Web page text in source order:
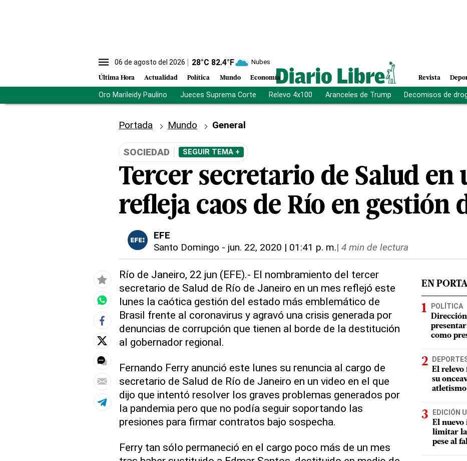
06 de agosto del 2026 28°C 82.4°F Nubes
Última Hora Actualidad Política Mundo Economía Revista
Oro Marileidy Paulino Jueces Suprema Corte Relevo 4x100 Aranceles de Trump Decomisos de
Portada Mundo General
SOCIEDAD SEGUIR TEMA +
Tercer secretario de Salud en
refleja caos de Río en gestión
EFE
Santo Domingo - jun. 22, 2020 | 01:41 p. m.| 4 min de lectura
Río de Janeiro, 22 jun (EFE).- El nombramiento del tercer
secretario de Salud de Río de Janeiro en un mes reflejó este
lunes la caótica gestión del estado más emblemático de
Brasil frente al coronavirus y agravó una crisis generada por
denuncias de corrupción que tienen al borde de la destitución
al gobernador regional.
Fernando Ferry anunció este lunes su renuncia al cargo de
secretario de Salud de Río de Janeiro en un video en el que
dijo que intentó resolver los graves problemas generados por
la pandemia pero que no podía seguir soportando las
presiones para firmar contratos bajo sospecha.
Ferry tan sólo permaneció en el cargo poco más de un mes
EN
POLÍTICA
Dirección
como
El relevo
su
EDICIÓN
El nuevo
limitar la
pese al